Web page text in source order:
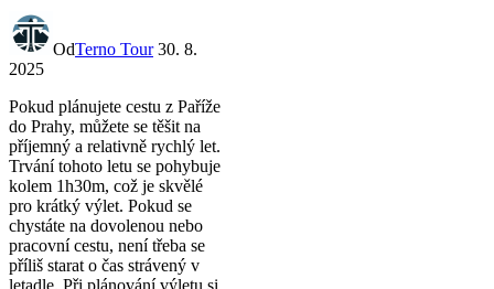
OdTerno Tour 30. 8.
2025
Pokud plánujete cestu z Paříže
do Prahy, můžete se těšit na
příjemný a relativně rychlý let.
Trvání tohoto letu se pohybuje
kolem 1h30m, což je skvělé
pro krátký výlet. Pokud se
chystáte na dovolenou nebo
pracovní cestu, není třeba se
příliš starat o čas strávený v
letadle. Při plánování výletu si